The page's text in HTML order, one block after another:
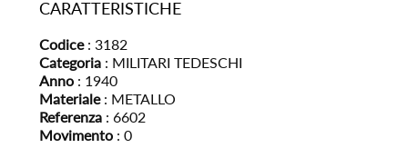
CARATTERISTICHE
Codice: 3182
Categoria: MILITARI TEDESCHI
Anno: 1940
Materiale: METALLO
Referenza: 6602
Movimento: 0